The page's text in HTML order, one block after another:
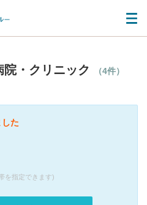
・クリニック （4件）
た
を指定できます)